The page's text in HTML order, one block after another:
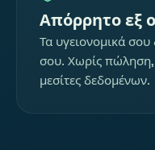
Απόρρητο εξ
Τα υγειονομικά
σου. Χωρίς πώληση,
μεσίτες δεδομένων.